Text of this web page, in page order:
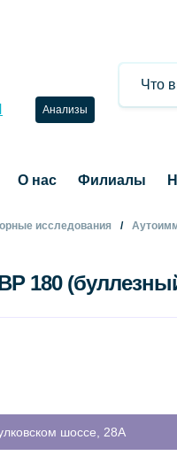
Анализы
О нас Филиалы
исследования
180
шоссе, 28А